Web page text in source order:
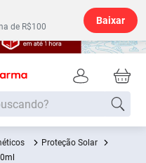
de R$100
Baixar
Proteção Solar